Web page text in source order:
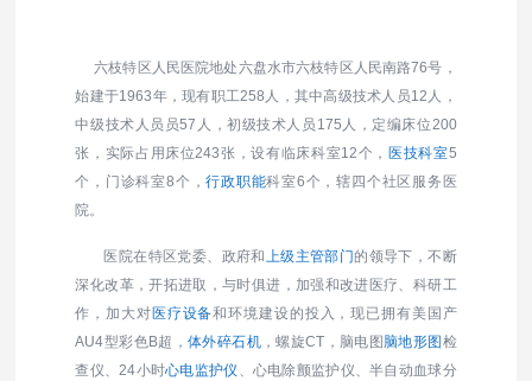
六枝特区人民医院地处六盘水市六枝特区人民南路76号，
始建于1963年，现有职工258人，其中高级技术人员12人，
中级技术人员员57人，初级技术人员175人，定编床位200
张，实际占用床位243张，设有临床科室12个， 医技科室5
个，门诊科室8个，行政职能科室6个，辖四个社区服务医
院。
医院在特区党委、政府和上级主管部门的领导下，不断
深化改革，开拓进取，与时俱进，加强和改进医疗、科研工
作，加大对 医疗设备和环境建设的投入，现已拥有美国产
AU4型彩色B超，体外碎石机 ，螺旋CT，脑电图 脑地形图 检
查仪、24小时心电监护仪 、心电除颤监护仪、半自动血球分